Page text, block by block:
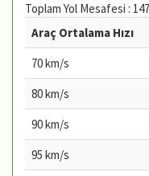
Toplam Yol Mesafesi :
Araç Ortalama Hızı
70 km/s
80 km/s
90 km/s
95 km/s